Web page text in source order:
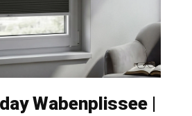
Wabenplissee |